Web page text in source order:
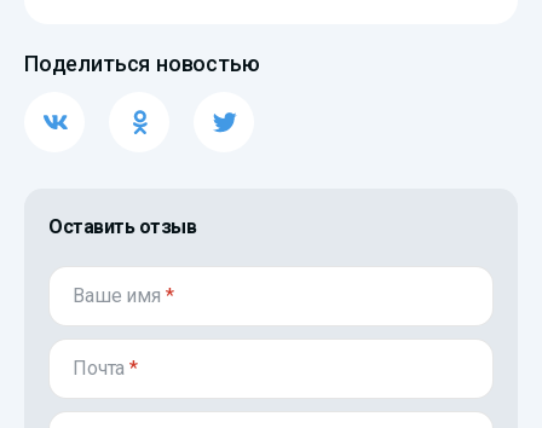
Поделиться новостью
Оставить отзыв
Ваше имя *
Почта*